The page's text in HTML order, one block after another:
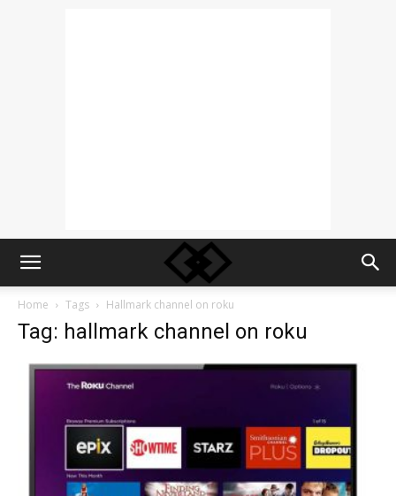
Home Tags Hallmark channel on roku
Tag: hallmark channel on roku